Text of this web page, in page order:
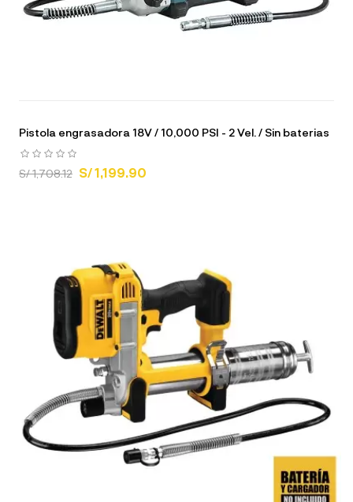
Pistola engrasadora 18V / 10,000 PSI - 2 Vel. / Sin baterias
S/ 1,708.12 S/ 1,199.90